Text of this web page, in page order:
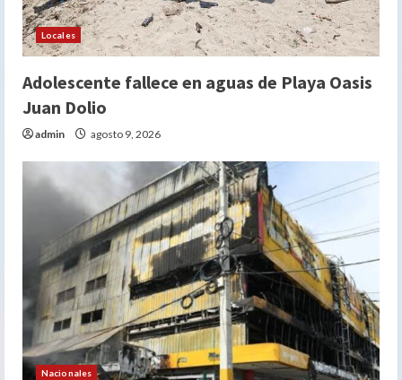
Locales
Adolescente fallece en aguas de Playa Oasis
Juan Dolio
admin agosto 9, 2026
Nacionales